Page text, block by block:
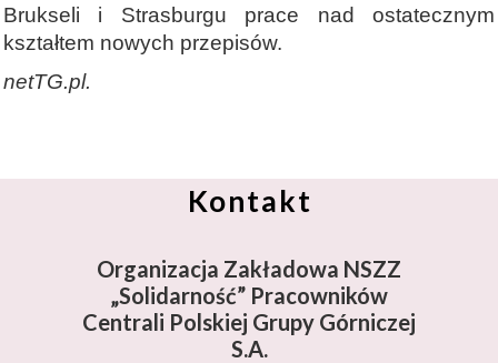
Brukseli i Strasburgu prace nad ostatecznym
kształtem nowych przepisów.
netTG.pl.
Kontakt
Organizacja Zakładowa NSZZ
„Solidarność” Pracowników
Centrali Polskiej Grupy Górniczej
S.A.